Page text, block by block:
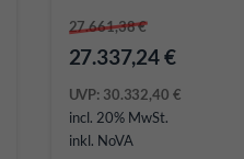
27.661,38 €
27.337,24 €
UVP: 30.332,40 €
incl. 20% MwSt.
inkl. NoVA